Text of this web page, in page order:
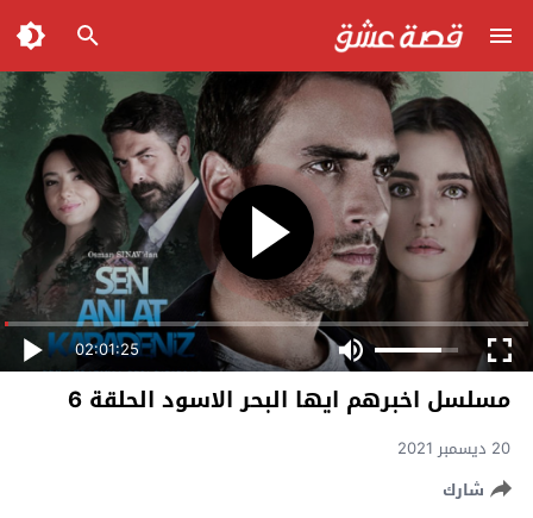
02:01:25
مسلسل اخبرهم ايها البحر الاسود الحلقة 6
20 ديسمبر 2021
شارك